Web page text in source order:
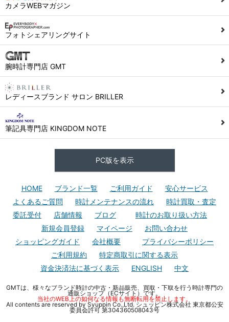
カメラWEBマガジン
フォトシェアリングサイト
腕時計専門店 GMT
レディースブランド サロン BRILLER
筆記具専門店 KINGDOM NOTE
PC版を表示
HOME ブランド一覧 ご利用ガイド
安心サービス
よくあるご質問
時計メンテナンスの流れ
時計買取・査定
委託受付
店舗情報 ブログ
時計のお取り扱い方法
新規会員登録
マイページ
お問い合わせ
ショッピングガイド
会社概要
プライバシーポリシー
ご利用規約
特定商取引に関する表示
資金決済法に基づく表示
ENGLISH 中文
GMTは、様々なブランド時計の中古・新品販売、買取・下取を行う時計専門の
通販ショップ（ECサイト）です。
当社のWEB上の如何なる情報も無断転用を禁止します。
All contents are reserved by Syuppin Co.,Ltd. シュッピン株式会社 東京都公安
委員会許可 第304360508043号